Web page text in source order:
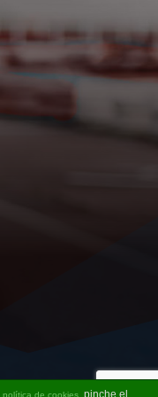
política de cookies , pinche el